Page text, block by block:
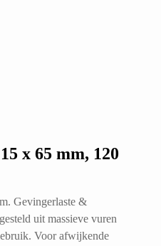
x 65 mm, 120
Gevingerlaste &
uit massieve vuren
Voor afwijkende